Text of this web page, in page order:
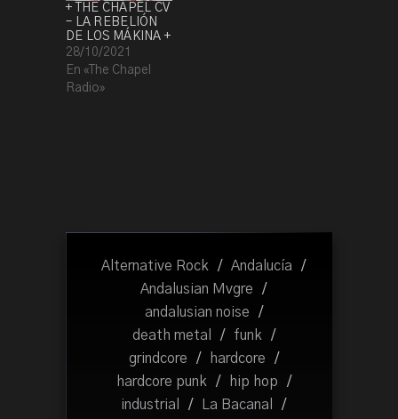
+ THE CHAPEL CV
– LA REBELIÓN
DE LOS MÁKINA +
28/10/2021
En «The Chapel
Radio»
Alternative Rock / Andalucía
/
Andalusian Mvgre
/
andalusian noise
/
death metal
/ funk
/
grindcore
/ hardcore
/
hardcore punk
/ hip hop
/
industrial
/ La Bacanal
/